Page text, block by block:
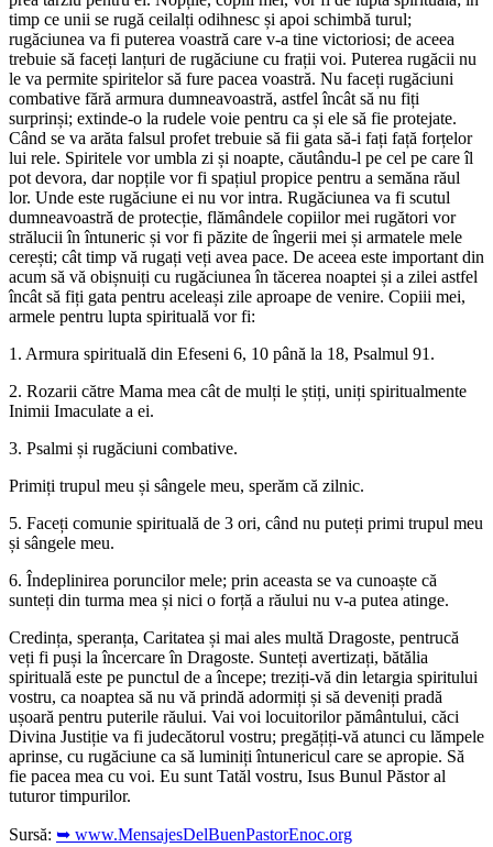
timp ce unii se rugă ceilalți odihnesc și apoi schimbă turul;
rugăciunea va fi puterea voastră care v-a tine victoriosi; de aceea
trebuie să faceți lanțuri de rugăciune cu frații voi. Puterea rugăcii nu
le va permite spiritelor să fure pacea voastră. Nu faceți rugăciuni
combative fără armura dumneavoastră, astfel încât să nu fiți
surprinși; extinde-o la rudele voie pentru ca și ele să fie protejate.
Când se va arăta falsul profet trebuie să fii gata să-i fați față forțelor
lui rele. Spiritele vor umbla zi și noapte, căutându-l pe cel pe care îl
pot devora, dar nopțile vor fi spațiul propice pentru a semăna răul
lor. Unde este rugăciune ei nu vor intra. Rugăciunea va fi scutul
dumneavoastră de protecție, flămândele copiilor mei rugători vor
strălucii în întuneric și vor fi păzite de îngerii mei și armatele mele
cerești; cât timp vă rugați veți avea pace. De aceea este important din
acum să vă obișnuiți cu rugăciunea în tăcerea noaptei și a zilei astfel
încât să fiți gata pentru aceleași zile aproape de venire. Copiii mei,
armele pentru lupta spirituală vor fi:
1. Armura spirituală din Efeseni 6, 10 până la 18, Psalmul 91.
2. Rozarii către Mama mea cât de mulți le știți, uniți spiritualmente
Inimii Imaculate a ei.
3. Psalmi și rugăciuni combative.
Primiți trupul meu și sângele meu, sperăm că zilnic.
5. Faceți comunie spirituală de 3 ori, când nu puteți primi trupul meu
și sângele meu.
6. Îndeplinirea poruncilor mele; prin aceasta se va cunoaște că
sunteți din turma mea și nici o forță a răului nu v-a putea atinge.
Credința, speranța, Caritatea și mai ales multă Dragoste, pentrucă
veți fi puși la încercare în Dragoste. Sunteți avertizați, bătălia
spirituală este pe punctul de a începe; treziți-vă din letargia spiritului
vostru, ca noaptea să nu vă prindă adormiți și să deveniți pradă
ușoară pentru puterile răului. Vai voi locuitorilor pământului, căci
Divina Justiție va fi judecătorul vostru; pregățiți-vă atunci cu lămpele
aprinse, cu rugăciune ca să luminiți întunericul care se apropie. Să
fie pacea mea cu voi. Eu sunt Tatăl vostru, Isus Bunul Păstor al
tuturor timpurilor.
Sursă: ➥ www.MensajesDelBuenPastorEnoc.org